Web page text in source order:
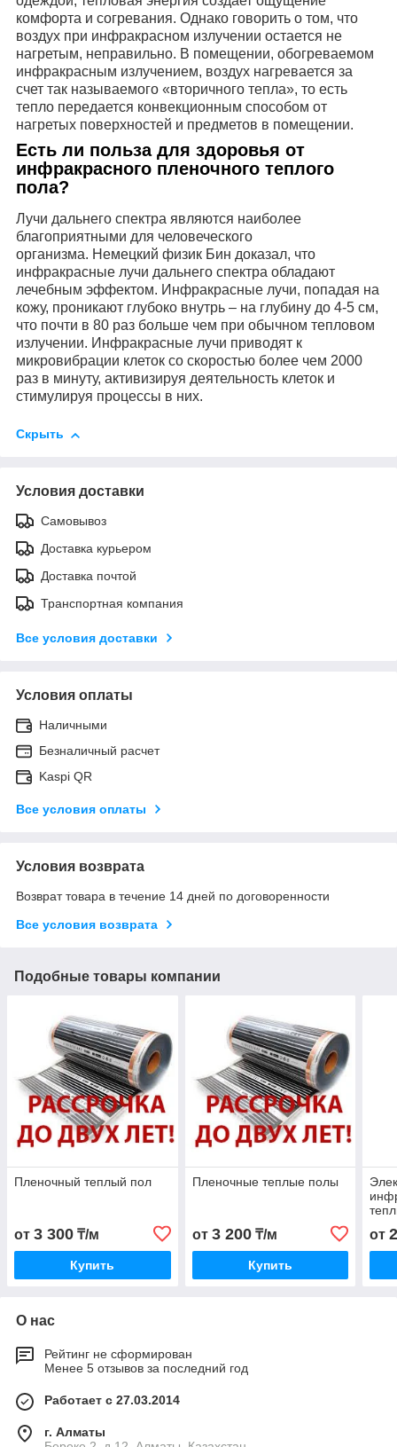
комфорта и согревания. Однако говорить о том, что
воздух при инфракрасном излучении остается не
нагретым, неправильно. В помещении, обогреваемом
инфракрасным излучением, воздух нагревается за
счет так называемого «вторичного тепла», то есть
тепло передается конвекционным способом от
нагретых поверхностей и предметов в помещении.
Есть ли польза для здоровья от
инфракрасного пленочного теплого
пола?
Лучи дальнего спектра являются наиболее
благоприятными для человеческого
организма. Немецкий физик Бин доказал, что
инфракрасные лучи дальнего спектра обладают
лечебным эффектом. Инфракрасные лучи, попадая на
кожу, проникают глубоко внутрь – на глубину до 4-5 см,
что почти в 80 раз больше чем при обычном тепловом
излучении. Инфракрасные лучи приводят к
микровибрации клеток со скоростью более чем 2000
раз в минуту, активизируя деятельность клеток и
стимулируя процессы в них.
Скрыть
Условия доставки
Самовывоз
Доставка курьером
Доставка почтой
Транспортная компания
Все условия доставки
Условия оплаты
Наличными
Безналичный расчет
Kaspi QR
Все условия оплаты
Условия возврата
Возврат товара в течение 14 дней по договоренности
Все условия возврата
Подобные товары компании
Пленочный теплый пол
от 3 300 ₸/м
Купить
Пленочные теплые полы
от 3 200₸/м
Купить
от
О нас
Рейтинг не сформирован
Менее 5 отзывов за последний год
Работает с 27.03.2014
г. Алматы